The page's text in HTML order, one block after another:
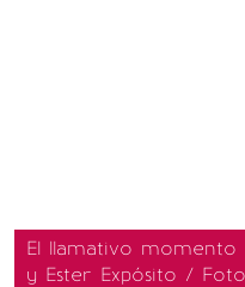
El llamativo
y Ester Expósito /